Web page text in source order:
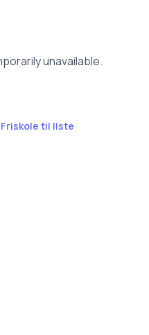
unavailable.
til liste